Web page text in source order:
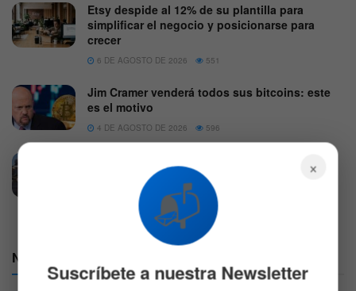
Etsy despide al 12% de su plantilla para
simplificar el negocio y posicionarse para
crecer
6 DE AGOSTO DE 2026 551
Jim Cramer venderá todos sus bitcoins: este
es el motivo
4 DE AGOSTO DE 2026 596
nuevo CEO busca hacer lo que Iger no pudo
5 DE AGOSTO DE 2026 577
Nuestras Redes:
×
📬
Suscríbete a nuestra Newsletter